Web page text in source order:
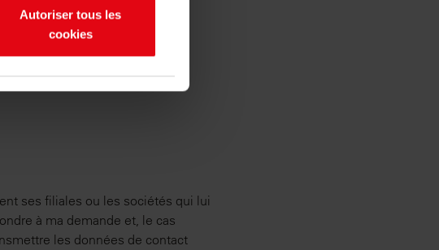
et définir vos
d'offrir des
Autoriser tous les
cookies
⇗
ses filiales ou les sociétés qui lui
à ma demande et, le cas
les données de contact